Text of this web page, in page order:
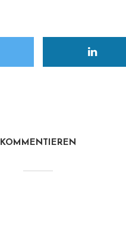
KOMMENTIEREN